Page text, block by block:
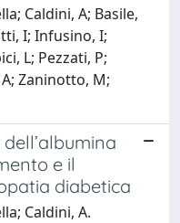
Caldini, A; Basile,
I; Infusino, I;
L; Pezzati, P;
Zaninotto, M;
e il
diabetica
Caldini, A.